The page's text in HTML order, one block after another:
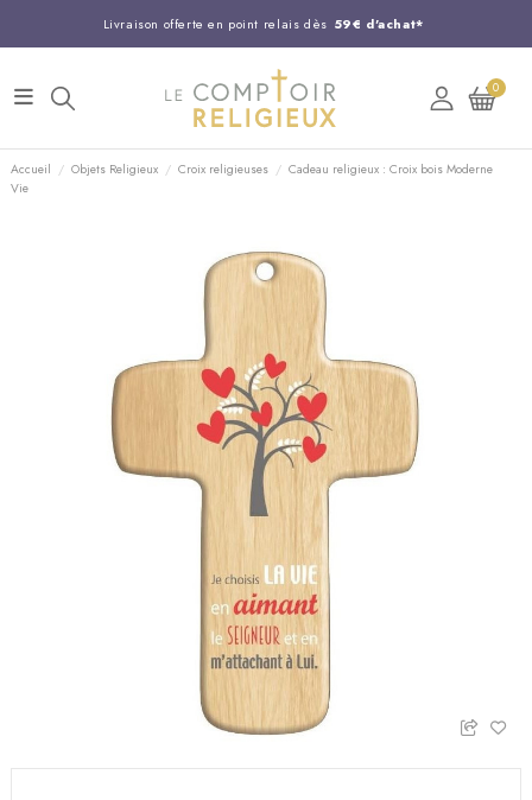
Livraison offerte en point relais dès 59€ d'achat*
Entreprise Française familiale
Support client disponible au 03 20 24 74 15
Commandez avant 14H, expédition le jour même !
0
Accueil Objets Religieux Croix religieuses
Cadeau religieux : Croix bois Moderne
Vie